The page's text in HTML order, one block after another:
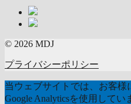
© 2026 MDJ
プライバシーポリシー
当ウェブサイトでは、お客様
Google Analyticsを使用して